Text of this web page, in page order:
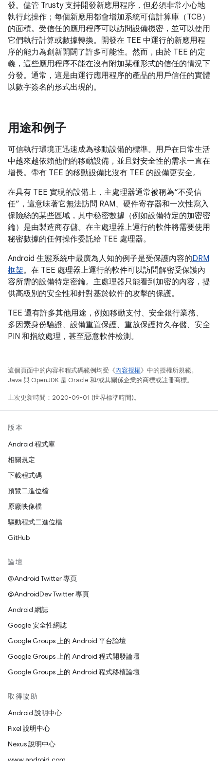
發。儘管 Trusty 支持開發新應用程序，但必須非常小心地
執行此操作；每個新應用都會增加系統可信計算庫（TCB）
的面積。受信任的應用程序可以訪問設備機密，並可以使用
它們執行計算或數據轉換。開發在 TEE 中運行的新應用程
序的能力為創新開闢了許多可能性。然而，由於 TEE 的定
義，這些應用程序不能在沒有附加某種形式的信任的情況下
分發。通常，這是由運行應用程序的產品的用戶信任的實體
以數字簽名的形式出現的。
用途和例子
可信執行環境正迅速成為移動設備的標準。用戶在日常生活
中越來越依賴他們的移動設備，並且對安全性的需求一直在
增長。帶有 TEE 的移動設備比沒有 TEE 的設備更安全。
在具有 TEE 實現的設備上，主處理器通常被稱為“不受信
任”，這意味著它無法訪問 RAM、硬件寄存器和一次性寫入
保險絲的某些區域，其中秘密數據（例如設備特定的加密密
鑰）是由製造商存儲。在主處理器上運行的軟件將需要使用
秘密數據的任何操作委託給 TEE 處理器。
Android 生態系統中最廣為人知的例子是受保護內容的DRM
框架。在 TEE 處理器上運行的軟件可以訪問解密受保護內
容所需的設備特定密鑰。主處理器只能看到加密的內容，提
供高級別的安全性和針對基於軟件的攻擊的保護。
TEE 還有許多其他用途，例如移動支付、安全銀行業務、
多因素身份驗證、設備重置保護、重放保護持久存儲、安全
PIN 和指紋處理，甚至惡意軟件檢測。
這個頁面中的內容和程式碼範例均受《內容授權》中的授權所規範。
Java 與 OpenJDK 是 Oracle 和/或其關係企業的商標或註冊商標。
上次更新時間：2020-09-01 (世界標準時間)。
版本
Android 程式庫
相關規定
下載程式碼
預覽二進位檔
原廠映像檔
驅動程式二進位檔
GitHub
論壇
@Android Twitter 專頁
@AndroidDev Twitter 專頁
Android 網誌
Google 安全性網誌
Google Groups 上的 Android 平台論壇
Google Groups 上的 Android 程式開發論壇
Google Groups 上的 Android 程式移植論壇
取得協助
Android 說明中心
Pixel 說明中心
Nexus 說明中心